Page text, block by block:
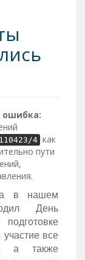
ошибка:
4 как
пути
в нашем
День
все
а также